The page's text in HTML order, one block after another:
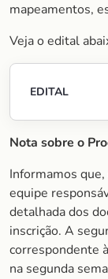
mapeamentos,
Veja o edital
EDITAL
Nota sobre o
Informamos
equipe
detalhada dos
inscrição. A
correspondente
na segunda